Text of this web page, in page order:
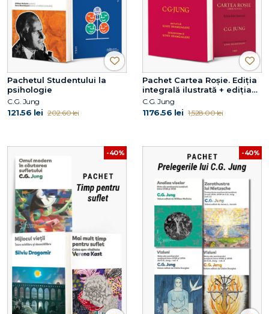
Pachetul Studentului la
psihologie
C.G. Jung
121.56 lei 202.60 lei
Pachet Cartea Roșie. Ediția
integrală ilustrată + ediția
fără ilustrații
C.G. Jung
1176.56 lei 1,528.00 lei
-40% -40%